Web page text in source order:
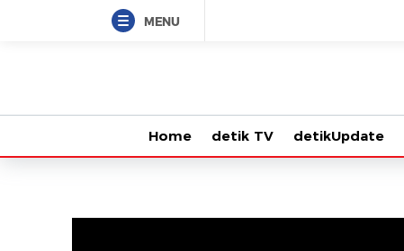
MENU
Home detik TV detikUpdate